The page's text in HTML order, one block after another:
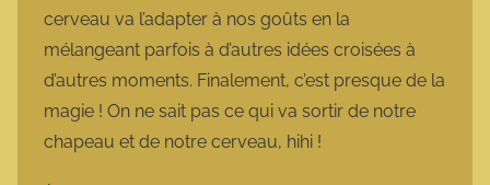
cerveau va l’adapter à nos goûts en la
mélangeant parfois à d’autres idées croisées à
d’autres moments. Finalement, c’est presque de la
magie ! On ne sait pas ce qui va sortir de notre
chapeau et de notre cerveau, hihi !